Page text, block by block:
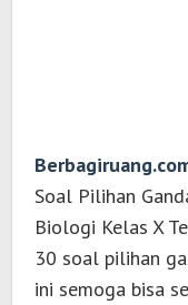
Soal Pilihan
Biologi Kelas X
30 soal pilihan
ini semoga bisa